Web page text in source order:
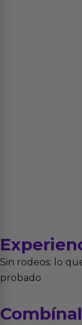
Sin rodeos: lo
probado